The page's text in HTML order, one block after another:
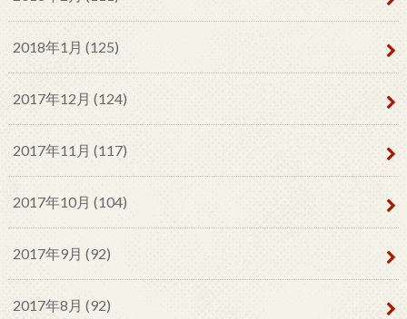
2018年1月 (125)
2017年12月 (124)
2017年11月 (117)
2017年10月 (104)
2017年9月 (92)
2017年8月 (92)